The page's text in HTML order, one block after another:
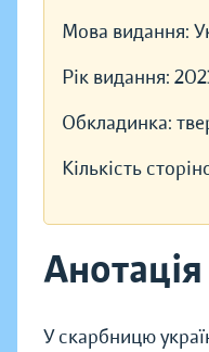
Мова видання:
Рік видання:
Обкладинка:
Кількість
Анотація
У скарбницю